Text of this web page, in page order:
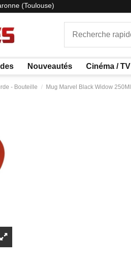
(Toulouse)
Nouveautés Cinéma / TV
- Bouteille Mug Marvel Black Widow 250Ml